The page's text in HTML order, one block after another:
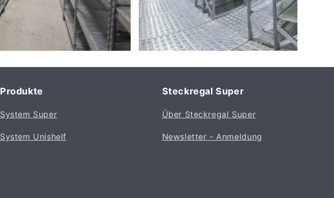
Produkte
System Super
System Unishelf
Steckregal Super
Über Steckregal Super
Newsletter - Anmeldung